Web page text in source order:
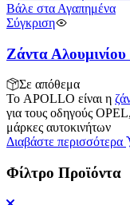
Βάλε στα Αγαπημένα
Σύγκριση
Ζάντα
Σε απόθεμα
Το APOLLO είναι η
για τους οδηγούς
μάρκες αυτοκινήτων
Διαβάστε περισσότερα
Φίλτρο Προϊόντα